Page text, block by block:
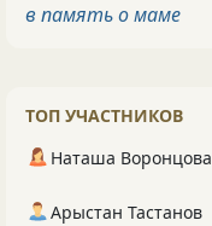
в память о маме
ТОП УЧАСТНИКОВ
Наташа Воронцова
Арыстан Тастанов